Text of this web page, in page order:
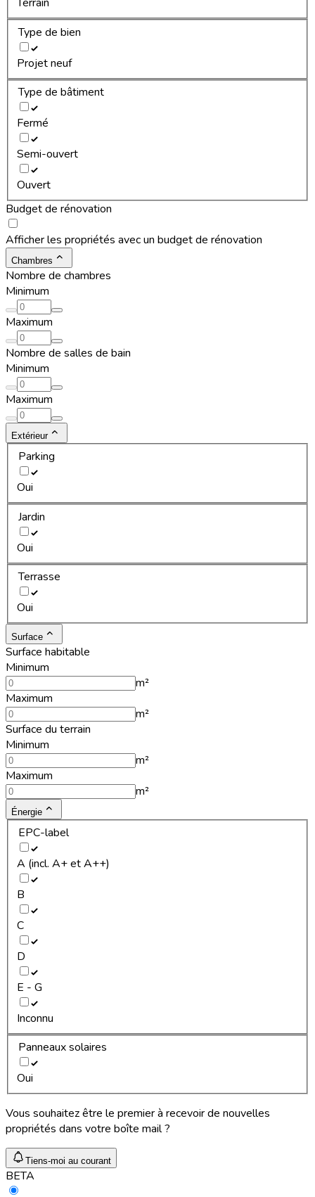
Type de bien
Projet neuf
Type de bâtiment
Fermé
Semi-ouvert
Ouvert
Budget de rénovation
Afficher les propriétés avec un budget de rénovation
Chambres
Nombre de chambres
Minimum
Maximum
Nombre de salles de bain
Minimum
Maximum
Extérieur
Parking
Oui
Jardin
Oui
Terrasse
Oui
Surface
Surface habitable
Minimum
m²
Maximum
m²
Surface du terrain
Minimum
m²
Maximum
m²
Énergie
EPC-label
A (incl. A+ et A++)
B
C
D
E - G
Inconnu
Panneaux solaires
Oui
Vous souhaitez être le premier à recevoir de nouvelles
propriétés dans votre boîte mail ?
Tiens-moi au courant
BETA